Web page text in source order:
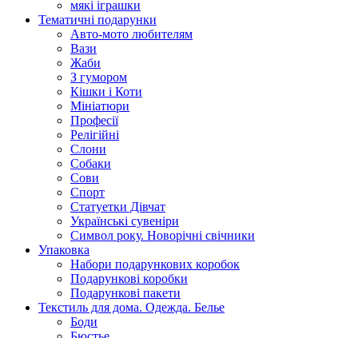
мякі іграшки
Тематичні подарунки
Авто-мото любителям
Вази
Жаби
З гумором
Кішки і Коти
Мініатюри
Професії
Релігійні
Слони
Собаки
Сови
Спорт
Статуетки Дівчат
Українські сувеніри
Символ року. Новорічні свічники
Упаковка
Набори подарункових коробок
Подарункові коробки
Подарункові пакети
Текстиль для дома. Одежда. Белье
Боди